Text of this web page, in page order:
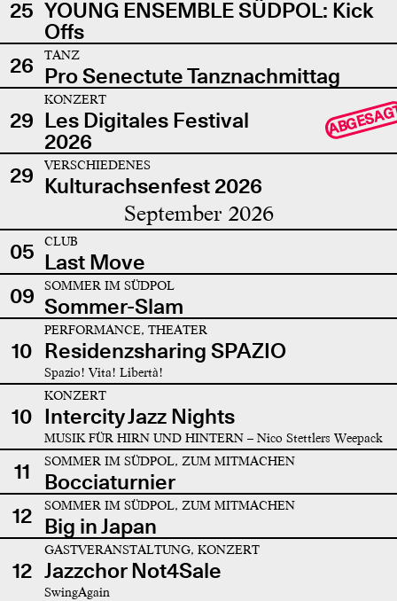
25 YOUNG ENSEMBLE SÜDPOL: Kick
Offs
26
TANZ
Pro Senectute Tanznachmittag
29
KONZERT
Les Digitales Festival
2026
29 VERSCHIEDENES
Kulturachsenfest 2026
September 2026
05 CLUB
Last Move
09
SOMMER IM SÜDPOL
Sommer-Slam
10
PERFORMANCE, THEATER
Residenzsharing SPAZIO
Spazio! Vita! Libertà!
10
KONZERT
Intercity Jazz Nights
MUSIK FÜR HIRN UND HINTERN – Nico Stettlers Weepack
11 SOMMER IM SÜDPOL, ZUM MITMACHEN
Bocciaturnier
12
SOMMER IM SÜDPOL, ZUM MITMACHEN
Big in Japan
12
GASTVERANSTALTUNG, KONZERT
Jazzchor Not4Sale
SwingAgain